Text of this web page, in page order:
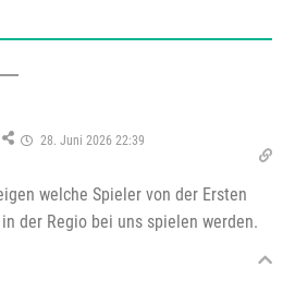
28. Juni 2026 22:39
welche Spieler von der Ersten
der Regio bei uns spielen werden.